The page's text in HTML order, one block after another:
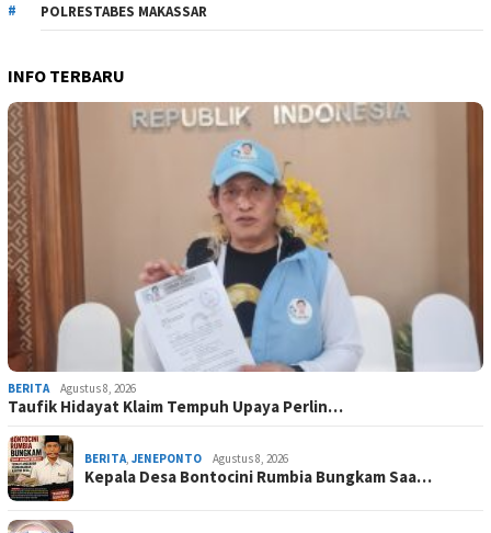
POLRESTABES MAKASSAR
INFO TERBARU
BERITA Agustus 8, 2026
Taufik Hidayat Klaim Tempuh Upaya Perlin…
BERITA JENEPONTO Agustus 8, 2026
Kepala Desa Bontocini Rumbia Bungkam Saa…